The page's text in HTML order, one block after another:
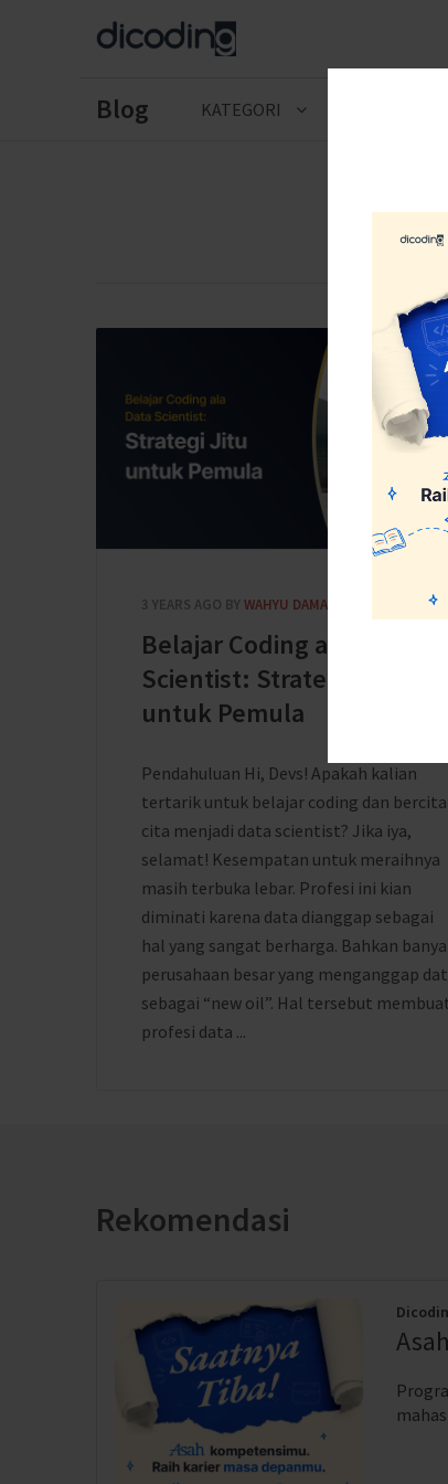
Blog KATEGORI
3 YEARS AGO BY WAHYU DAMAR JATI
Belajar Coding ala Data
Scientist: Strategi Jitu
untuk Pemula
Pendahuluan Hi, Devs! Apakah kalian
tertarik untuk belajar coding dan
cita menjadi data scientist? Jika iya,
selamat! Kesempatan untuk meraihnya
masih terbuka lebar. Profesi ini kian
diminati karena data dianggap sebagai
hal yang sangat berharga. Bahkan
perusahaan besar yang menganggap
sebagai “new oil”. Hal tersebut
profesi data ...
Rekomendasi